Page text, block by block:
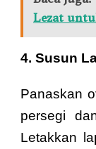
Lezat
4. Susun
Panaskan
persegi
Letakkan